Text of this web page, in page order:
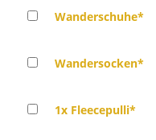
Wanderschuhe*
Wandersocken*
1x Fleecepulli*